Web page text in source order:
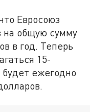
Евросоюз
на общую сумму
в год. Теперь
15-
ежегодно